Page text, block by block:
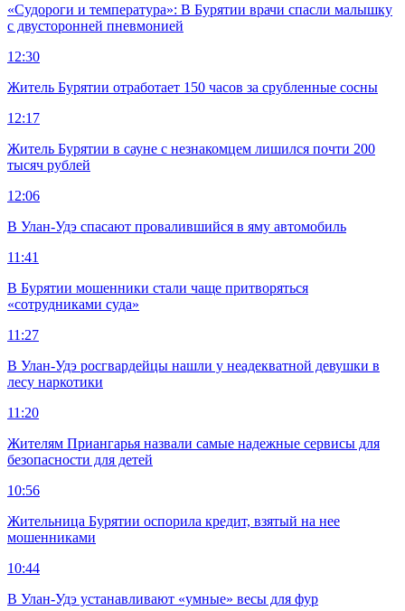
«Судороги и температура»: В Бурятии врачи спасли малышку
с двусторонней пневмонией
12:30
Житель Бурятии отработает 150 часов за срубленные сосны
12:17
Житель Бурятии в сауне с незнакомцем лишился почти 200
тысяч рублей
12:06
В Улан-Удэ спасают провалившийся в яму автомобиль
11:41
В Бурятии мошенники стали чаще притворяться
«сотрудниками суда»
11:27
В Улан-Удэ росгвардейцы нашли у неадекватной девушки в
лесу наркотики
11:20
Жителям Приангарья назвали самые надежные сервисы для
безопасности для детей
10:56
Жительница Бурятии оспорила кредит, взятый на нее
мошенниками
10:44
В Улан-Удэ устанавливают «умные» весы для фур